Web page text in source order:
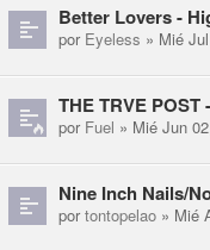
Better Lovers -
por Eyeless » Mié
THE TRVE
por Fuel » Mié Jun
Nine Inch Nails/
portontopelao » Mié